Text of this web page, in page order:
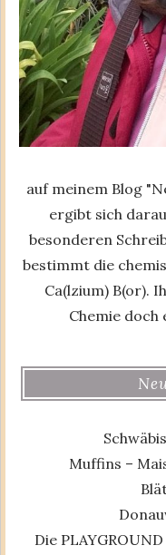
auf meinem Blog
ergibt sich
besonderen
bestimmt die
Ca(lzium) B(or).
Chemie doch
Muffins –
Die